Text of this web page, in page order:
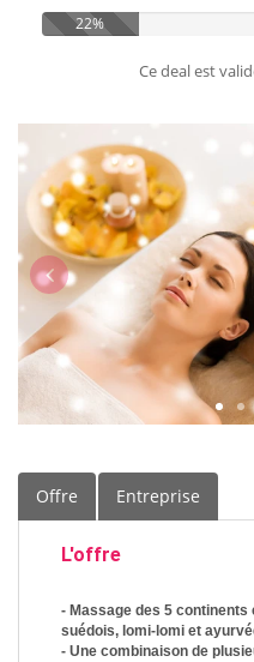
22%
Ce deal est
Offre Entreprise
L'offre
- Massage des 5 continents
suédois, lomi-lomi et
- Une combinaison de